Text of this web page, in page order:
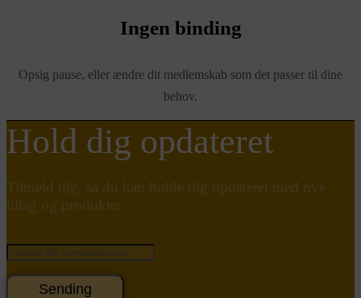
Ingen binding
Opsig pause, eller ændre dit medlemskab som det passer til dine
behov.
Hold dig opdateret
Tilmeld dig, så du kan holde dig opdateret med nye
tiltag og produkter.
Sending